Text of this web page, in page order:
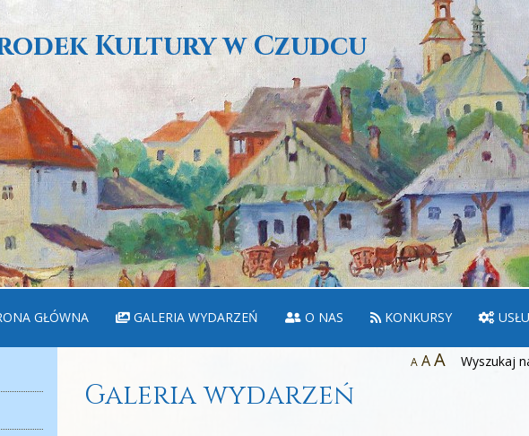
Kultury w Czudcu
GŁÓWNA GALERIA WYDARZEŃ O NAS KONKURSY
A AA Wyszukaj
Galeria wydarzeń